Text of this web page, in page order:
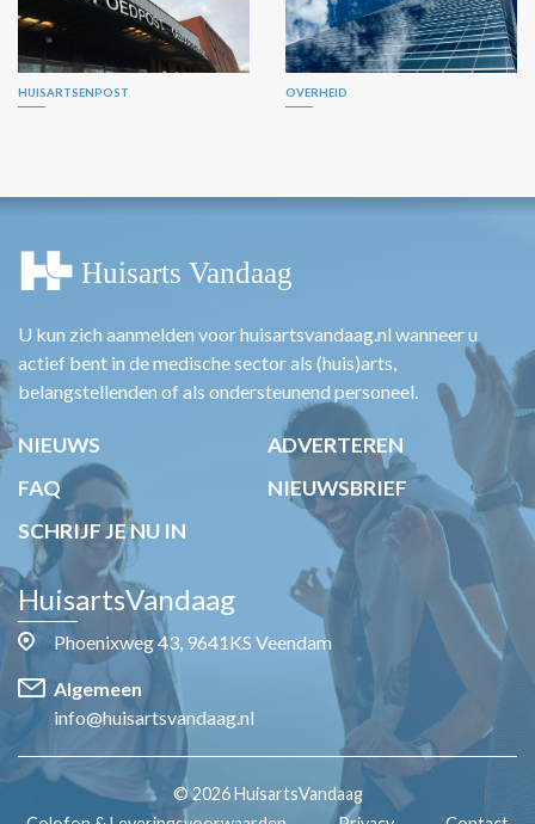
HUISARTSENPOST OVERHEID
U kun zich aanmelden voor huisartsvandaag.nl wanneer u
actief bent in de medische sector als (huis)arts,
belangstellenden of als ondersteunend personeel.
NIEUWS
ADVERTEREN
FAQ
NIEUWSBRIEF
SCHRIJF JE NU IN
HuisartsVandaag
Phoenixweg 43, 9641KS Veendam
Algemeen
info@huisartsvandaag.nl
© 2026 HuisartsVandaag